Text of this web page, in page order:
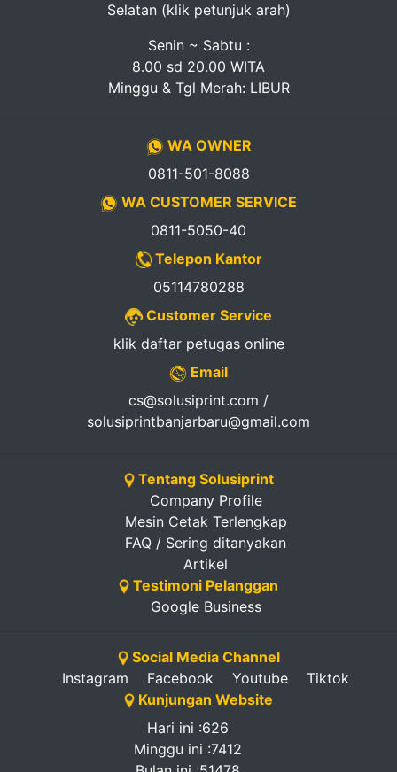
Selatan (klik petunjuk arah)
Senin ~ Sabtu :
8.00 sd 20.00 WITA
Minggu & Tgl Merah: LIBUR
WA OWNER
0811-501-8088
WA CUSTOMER SERVICE
0811-5050-40
Telepon Kantor
05114780288
Customer Service
klik daftar petugas online
Email
cs@solusiprint.com /
solusiprintbanjarbaru@gmail.com
Tentang Solusiprint
Company Profile
Mesin Cetak Terlengkap
FAQ / Sering ditanyakan
Artikel
Testimoni Pelanggan
Google Business
Social Media Channel
Instagram
Facebook Youtube
Tiktok
Kunjungan Website
Hari ini :626
Minggu ini :7412